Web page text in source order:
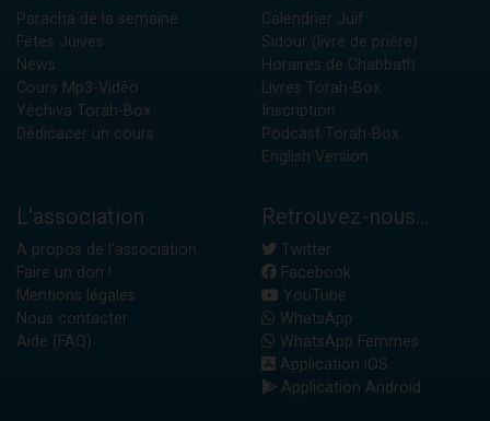
Paracha de la semaine
Fêtes Juives
News
Cours Mp3-Vidéo
Yéchiva Torah-Box
Dédicacer un cours
Calendrier Juif
Sidour (livre de prière)
Horaires de Chabbath
Livres Torah-Box
Inscription
Podcast Torah-Box
English Version
L'association
A propos de l'association
Faire un don !
Mentions légales
Nous contacter
Aide (FAQ)
Retrouvez-nous...
Twitter
Facebook
YouTube
WhatsApp
WhatsApp Femmes
Application iOS
Application Android